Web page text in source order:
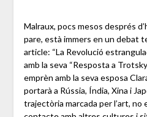
Malraux, pocs mesos després
pare, està immers en un debat
article: “La Revolució
amb la seva “Resposta a
emprèn amb la seva esposa
portarà a Rússia, Índia, Xina i
trajectòria marcada per l’art, no